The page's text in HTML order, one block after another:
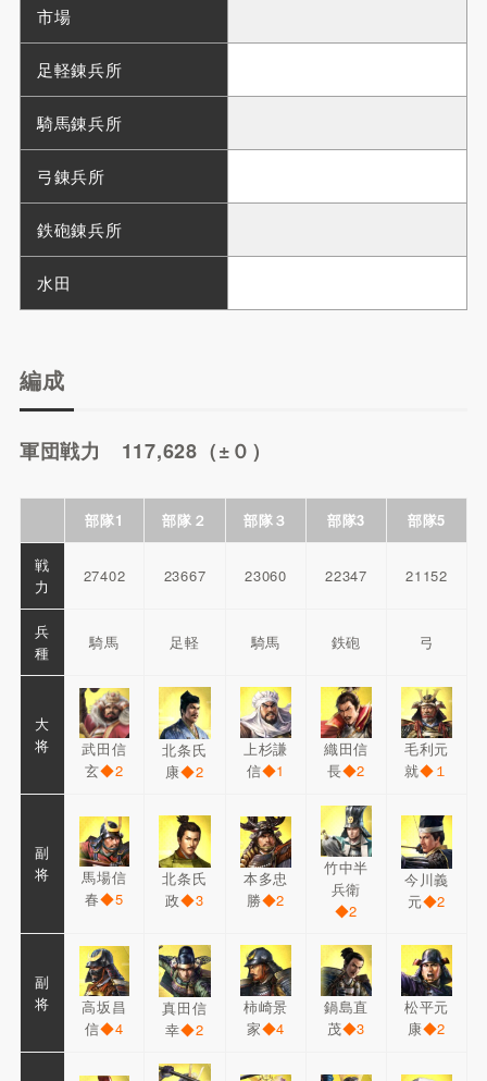
市場
足軽錬兵所
騎馬錬兵所
弓錬兵所
鉄砲錬兵所
水田
編成
軍団戦力 117,628（±０）
部隊1 部隊２ 部隊３ 部隊3 部隊5
戦
力
27402 23667 23060 22347 21152
兵
種
騎馬 足軽 騎馬 鉄砲 弓
大
将
武田信
玄◆2
北条氏
康◆2
上杉謙
信◆1
織田信
長◆2
毛利元
就◆１
副
将
馬場信
春◆5
北条氏
政◆3
本多忠
勝◆2
竹中半
兵衛
◆2
今川義
元◆2
副
将
高坂昌
信◆4
真田信
幸◆2
柿崎景
家◆4
鍋島直
茂◆3
松平元
康◆2